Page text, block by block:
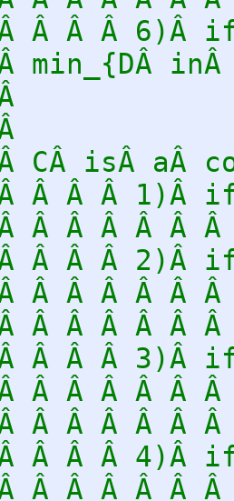
Â Â Â 6)Â
min_{DÂ
CÂ isÂ aÂ
Â Â Â 1)Â
Â Â Â Â Â
Â Â Â 2)Â
Â Â Â Â Â
Â Â Â Â Â
Â Â Â 3)Â
Â Â Â Â Â
Â Â Â Â Â
Â Â Â 4)Â
Â Â Â Â Â